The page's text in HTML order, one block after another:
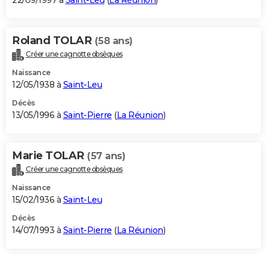
Roland TOLAR (58 ans)
Créer une cagnotte obsèques
Naissance
12/05/1938 à Saint-Leu
Décès
13/05/1996 à Saint-Pierre (La Réunion)
Marie TOLAR (57 ans)
Créer une cagnotte obsèques
Naissance
15/02/1936 à Saint-Leu
Décès
14/07/1993 à Saint-Pierre (La Réunion)